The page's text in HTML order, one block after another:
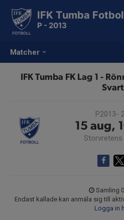
Matcher
IFK Tumba
P - 2013
IFK Tumba FK Lag 1 -
Svart
P2013-
15 aug,
Storvretens
Samling
Endast kallade kan anmäla sig till
Logga in